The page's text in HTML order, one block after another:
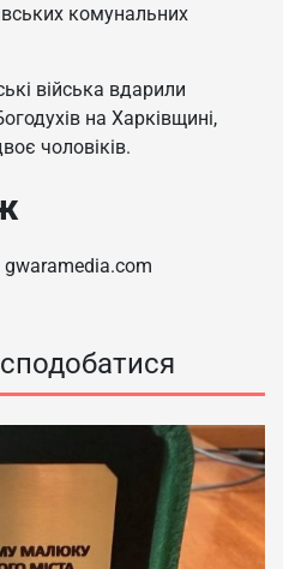
комунальних
війська вдарили
на Харківщині,
чоловіків.
gwaramedia.com